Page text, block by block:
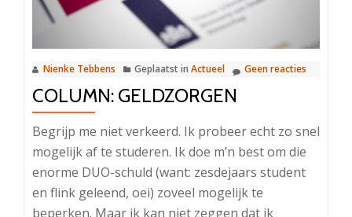
Nienke Tebbens Geplaatst in Actueel Geen reacties
COLUMN: GELDZORGEN
Begrijp me niet verkeerd. Ik probeer echt zo snel
mogelijk af te studeren. Ik doe m’n best om die
enorme DUO-schuld (want: zesdejaars student
en flink geleend, oei) zoveel mogelijk te
beperken. Maar ik kan niet zeggen dat ik